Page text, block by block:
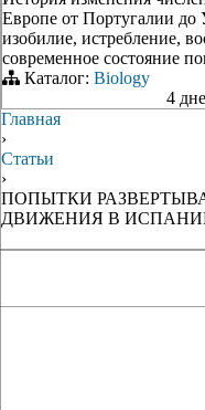
Европе от Португалии до
изобилие, истребление,
современное состояние
Каталог: Biology
4
Главная
›
Статьи
›
ПОПЫТКИ
ДВИЖЕНИЯ В ИСПАНИИ